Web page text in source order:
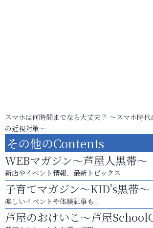
スマホは何時間までなら大丈夫？ ～スマホ時
の近視対策～
その他のContents
WEBマガジン～芦屋人黒帯～
新店やイベント情報、最新トピックス
子育てマガジン～KID's黒帯～
楽しいイベントや体験記事も！
芦屋のおけいこ～芦屋